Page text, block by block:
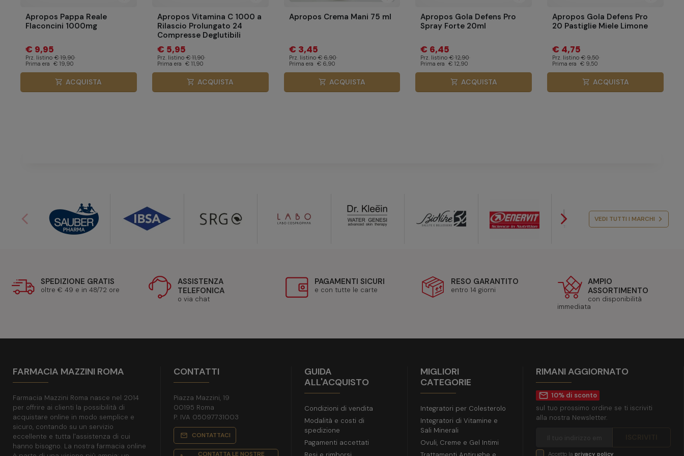
Apropos Pappa Reale
Flaconcini 1000mg
€ 9,95
Prz. listino € 19,90
Prima era € 19,90
shopping_cart ACQUISTA
Apropos Vitamina C 1000 a
Rilascio Prolungato 24
Compresse Deglutibili
€ 5,95
Prz. listino € 11,90
Prima era € 11,90
shopping_cart ACQUISTA
Apropos Crema Mani 75 ml
€ 3,45
Prz. listino € 6,90
Prima era € 6,90
shopping_cart ACQUISTA
Apropos Gola Defens Pro
Spray Forte 20ml
€ 6,45
Prz. listino € 12,90
Prima era € 12,90
shopping_cart ACQUISTA
Apropos Gola Defens Pro
20 Pastiglie Miele Limone
€ 4,75
Prz. listino € 9,50
Prima era € 9,50
shopping_cart ACQUISTA
arrow_back_ios arrow_forward_ios VEDI TUTTI I MARCHI
SPEDIZIONE GRATIS
oltre € 49 e in 48/72 ore
ASSISTENZA
TELEFONICA
o via chat
PAGAMENTI SICURI
e con tutte le carte
RESO GARANTITO
entro 14 giorni
AMPIO
ASSORTIMENTO
con disponibilità
immediata
FARMACIA MAZZINI ROMA
Farmacia Mazzini Roma nasce nel 2014
per offrire ai clienti la possibilità di
acquistare online in modo semplice e
sicuro, contando su un servizio
eccellente e tutta l'assistenza di cui
hanno bisogno. La nostra farmacia online
CONTATTI
Piazza Mazzini, 19
00195 Roma
P. IVA 05097731003
mail_outline CONTATTACI
CONTATTA LE NOSTRE
GUIDA
ALL'ACQUISTO
Condizioni di vendita
Modalità e costi di
spedizione
Pagamenti accettati
MIGLIORI
CATEGORIE
Integratori per Colesterolo
Integratori di Vitamine e
Sali Minerali
Ovuli, Creme e Gel Intimi
RIMANI AGGIORNATO
mail_outline 10% di sconto
sul tuo prossimo ordine se ti iscriviti
alla nostra Newsletter.
Accetto la privacy policy